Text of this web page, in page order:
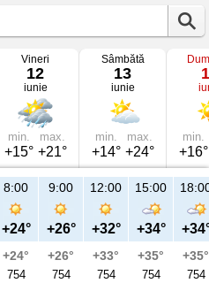
Vineri
12
iunie
min.
+15°
max.
+21°
Sâmbătă
13
iunie
min.
+14°
max.
+24°
min.
+16°
8:00
+24°
+24°
754
9:00
+26°
+26°
754
12:00
+32°
+33°
754
15:00
+34°
+35°
754
+35°
754